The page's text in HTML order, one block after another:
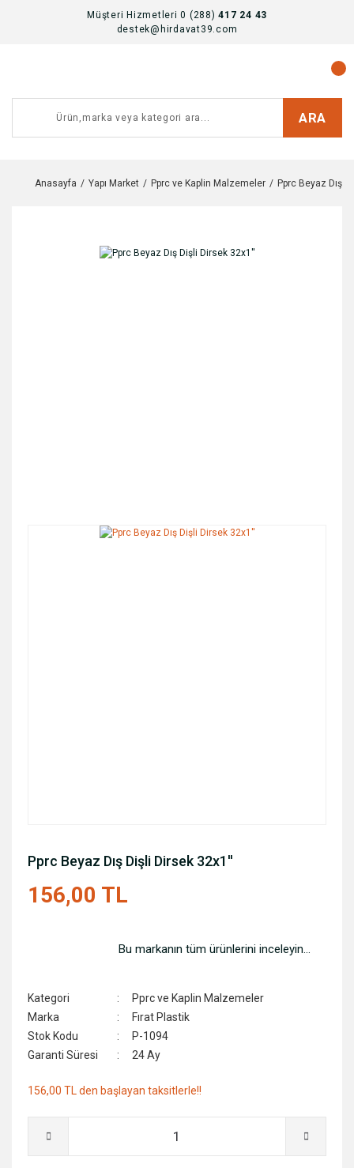
Müşteri Hizmetleri 0 (288)417 24 43
destek@hirdavat39.com
ARA
Anasayfa Yapı Market Pprc ve Kaplin Malzemeler Pprc Beyaz Dış
Pprc Beyaz Dış Dişli Dirsek 32x1''
156,00 TL
Bu markanın tüm ürünlerini inceleyin...
Kategori
Pprc ve Kaplin Malzemeler
Marka
Fırat Plastik
Stok Kodu
P-1094
Garanti Süresi
24 Ay
156,00 TL den başlayan taksitlerle!!